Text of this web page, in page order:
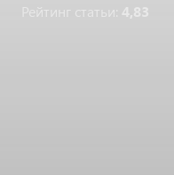
Рейтинг статьи: 4,83